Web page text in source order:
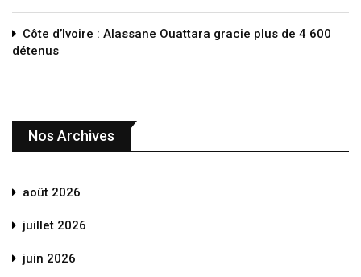
Côte d’Ivoire : Alassane Ouattara gracie plus de 4 600
détenus
Nos Archives
août 2026
juillet 2026
juin 2026